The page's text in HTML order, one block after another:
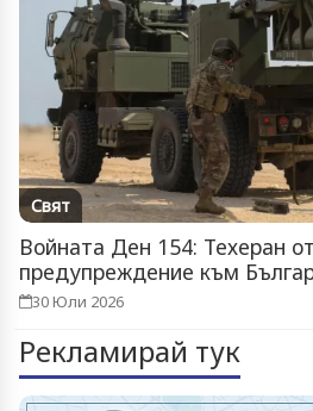
Свят
Войната Ден 154: Техеран
предупреждение към
30 Юли 2026
Рекламирай тук